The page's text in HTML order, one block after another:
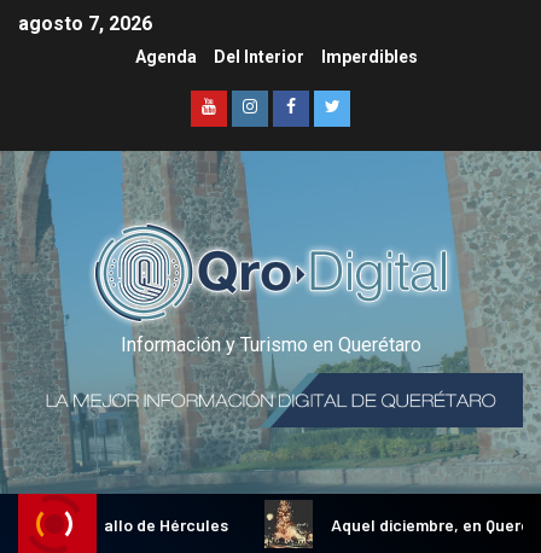
agosto 7, 2026
Agenda Del Interior Imperdibles
Información y Turismo en Querétaro
Gallo de Hércules Aquel diciembre, en Querétaro